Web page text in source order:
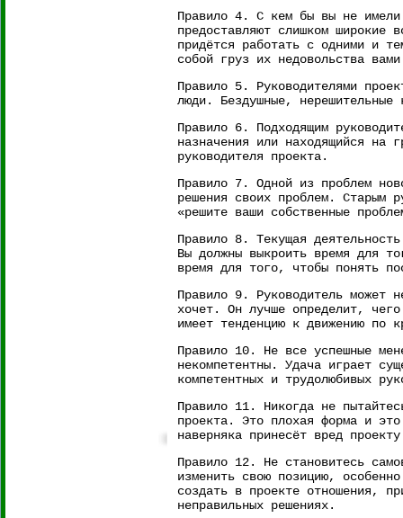
Правило 4. С кем бы вы не имели
предоставляют слишком широкие
придётся работать с одними и
собой груз их недовольства
Правило 5. Руководителями
люди. Бездушные,
Правило 6. Подходящим
назначения или находящийся на
руководителя проекта.
Правило 7. Одной из проблем
решения своих проблем. Старым
«решите ваши собственные
Правило 8. Текущая
Вы должны выкроить время для
время для того, чтобы понять
Правило 9. Руководитель может
хочет. Он лучше определит,
имеет тенденцию к движению по
Правило 10. Не все успешные
некомпетентны. Удача играет
компетентных и трудолюбивых
Правило 11. Никогда не
проекта. Это плохая форма и
наверняка принесёт вред
Правило 12. Не становитесь
изменить свою позицию,
создать в проекте отношения,
неправильных решениях.